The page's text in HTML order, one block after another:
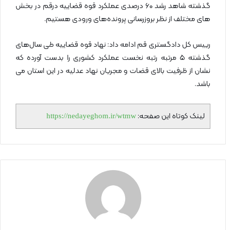
گذشته شاهد رشد ۶۰ درصدی عملکرد قوه قضاییه درقم در بخش
های مختلف از نظر بروزرسانی پرونده‌های ورودی هستیم.
رییس کل دادگستری قم ادامه داد: نهاد قوه قضاییه طی سال‌های
گذشته ۵ مرتبه رتبه نخست عملکرد کشوری را بدست آورده که
نشان از ظرفیت بالای قضات و مجریان نهاد عدلیه در این استان می
باشد.
لینک کوتاه این صفحه: https://nedayeghom.ir/wtmw